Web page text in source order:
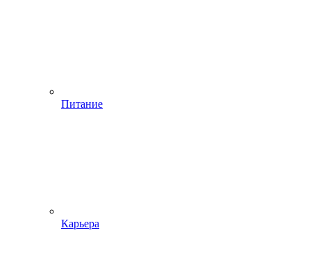
Питание
Карьера